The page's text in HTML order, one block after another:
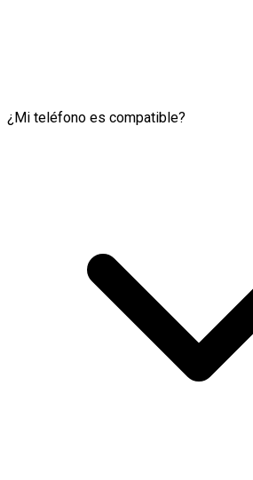
¿Mi teléfono es compatible?